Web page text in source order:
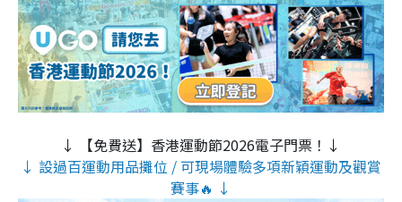
↓ 【免費送】香港運動節2026電子門票！↓
↓ 設過百運動用品攤位 / 可現場體驗多項新穎運動及觀賞
賽事🔥 ↓